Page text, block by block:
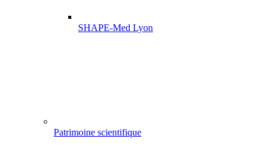
SHAPE-Med Lyon
Patrimoine scientifique